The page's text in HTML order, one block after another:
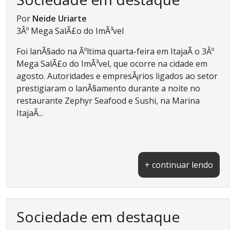
Por Neide Uriarte
3Âº Mega SalÃ£o do ImÃ³vel
Foi lanÃ§ado na Ãºltima quarta-feira em ItajaÃ­ o 3Âº
Mega SalÃ£o do ImÃ³vel, que ocorre na cidade em
agosto. Autoridades e empresÃ¡rios ligados ao setor
prestigiaram o lanÃ§amento durante a noite no
restaurante Zephyr Seafood e Sushi, na Marina
ItajaÃ­...
+ continuar lendo
Sociedade em destaque